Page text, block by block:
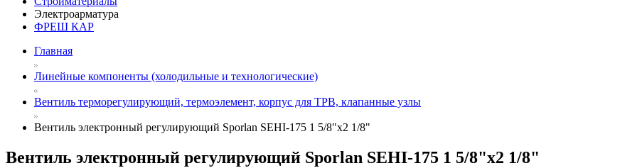
Электроарматура
ФРЕШ КАР
Главная
Линейные компоненты (холодильные и технологические)
Вентиль терморегулирующий, термоэлемент, корпус для ТРВ, клапанные узлы
Вентиль электронный регулирующий Sporlan SEHI-175 1 5/8"х2 1/8"
Вентиль электронный регулирующий Sporlan SEHI-175 1 5/8"х2 1/8"